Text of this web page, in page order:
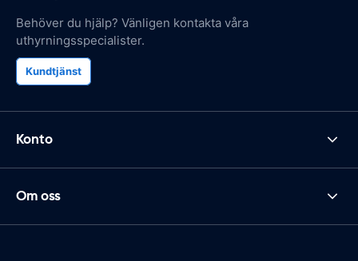
Behöver du hjälp? Vänligen kontakta våra
uthyrningsspecialister.
Kundtjänst
Konto
Om oss